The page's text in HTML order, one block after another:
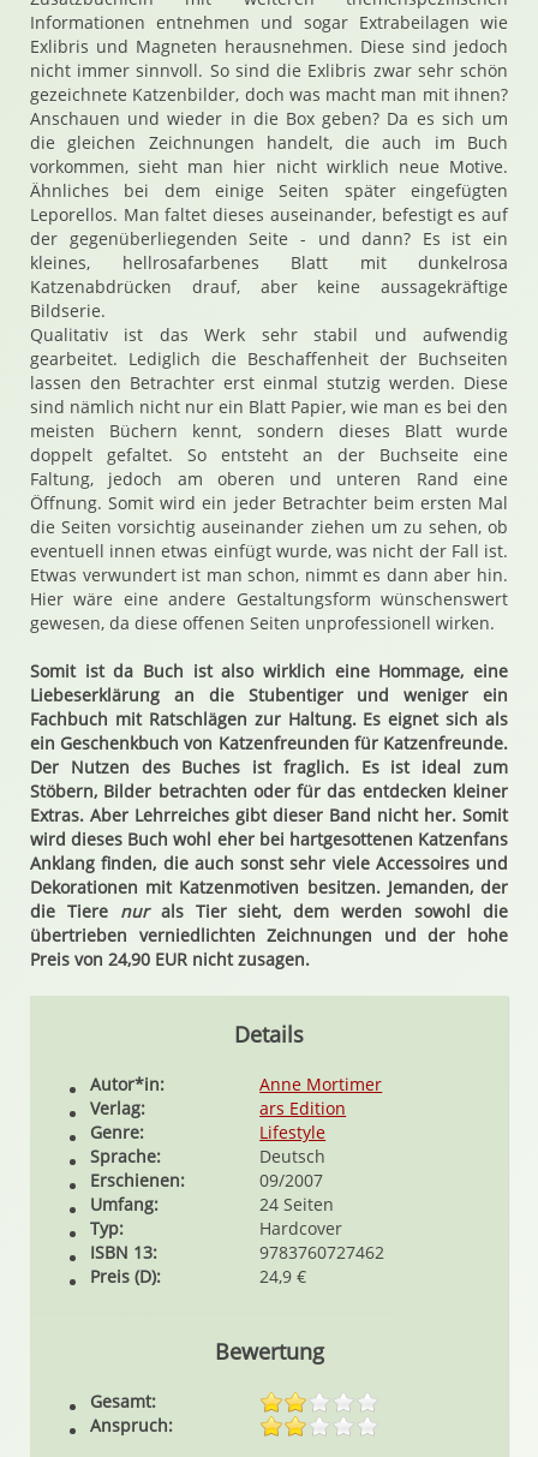
Informationen entnehmen und sogar Extrabeilagen wie
Exlibris und Magneten herausnehmen. Diese sind jedoch
nicht immer sinnvoll. So sind die Exlibris zwar sehr schön
gezeichnete Katzenbilder, doch was macht man mit ihnen?
Anschauen und wieder in die Box geben? Da es sich um
die gleichen Zeichnungen handelt, die auch im Buch
vorkommen, sieht man hier nicht wirklich neue Motive.
Ähnliches bei dem einige Seiten später eingefügten
Leporellos. Man faltet dieses auseinander, befestigt es auf
der gegenüberliegenden Seite - und dann? Es ist ein
kleines, hellrosafarbenes Blatt mit dunkelrosa
Katzenabdrücken drauf, aber keine aussagekräftige
Bildserie.
Qualitativ ist das Werk sehr stabil und aufwendig
gearbeitet. Lediglich die Beschaffenheit der Buchseiten
lassen den Betrachter erst einmal stutzig werden. Diese
sind nämlich nicht nur ein Blatt Papier, wie man es bei den
meisten Büchern kennt, sondern dieses Blatt wurde
doppelt gefaltet. So entsteht an der Buchseite eine
Faltung, jedoch am oberen und unteren Rand eine
Öffnung. Somit wird ein jeder Betrachter beim ersten Mal
die Seiten vorsichtig auseinander ziehen um zu sehen, ob
eventuell innen etwas einfügt wurde, was nicht der Fall ist.
Etwas verwundert ist man schon, nimmt es dann aber hin.
Hier wäre eine andere Gestaltungsform wünschenswert
gewesen, da diese offenen Seiten unprofessionell wirken.
Somit ist da Buch ist also wirklich eine Hommage, eine
Liebeserklärung an die Stubentiger und weniger ein
Fachbuch mit Ratschlägen zur Haltung. Es eignet sich als
ein Geschenkbuch von Katzenfreunden für Katzenfreunde.
Der Nutzen des Buches ist fraglich. Es ist ideal zum
Stöbern, Bilder betrachten oder für das entdecken kleiner
Extras. Aber Lehrreiches gibt dieser Band nicht her. Somit
wird dieses Buch wohl eher bei hartgesottenen Katzenfans
Anklang finden, die auch sonst sehr viele Accessoires und
Dekorationen mit Katzenmotiven besitzen. Jemanden, der
die Tiere nurals Tier sieht, dem werden sowohl die
übertrieben verniedlichten Zeichnungen und der hohe
Preis von 24,90 EUR nicht zusagen.
Details
Autor*in:
Anne Mortimer
Verlag:
ars Edition
Genre:
Lifestyle
Sprache:
Deutsch
Erschienen:
09/2007
Umfang:
24 Seiten
Typ:
Hardcover
ISBN 13:
9783760727462
Preis (D):
24,9 €
Bewertung
Gesamt:
Anspruch: